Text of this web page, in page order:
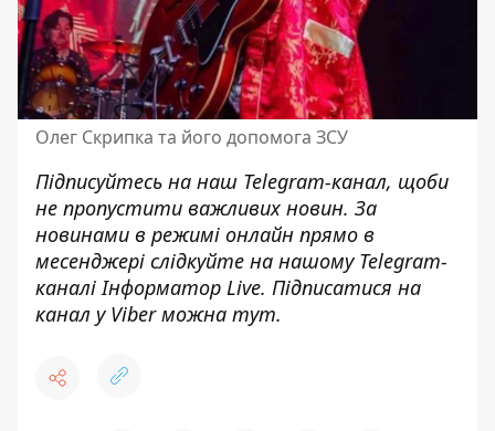
Олег Скрипка та його допомога ЗСУ
Підписуйтесь на наш Telegram-канал, щоби
не пропустити важливих новин. За
новинами в режимі онлайн прямо в
месенджері слідкуйте на нашому Telegram-
каналі Інформатор Live. Підписатися на
канал у Viber можна тут.